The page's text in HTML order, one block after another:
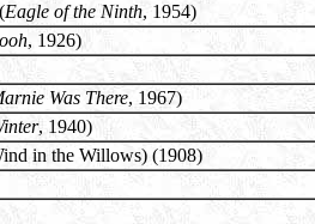
Eagle of the Ninth, 1954)
, 1926)
Was There, 1967)
, 1940)
in the Willows) (1908)